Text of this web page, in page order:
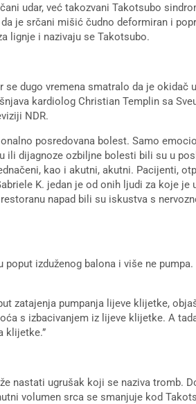
udar, već takozvani Takotsubo
je srčani mišić čudno deformiran i
lignje i nazivaju se Takotsubo.
dugo vremena smatralo da je okidač
kardiolog Christian Templin sa
NDR.
posredovana bolest. Samo
dijagnoze ozbiljne bolesti bili su u
kao i akutni, akutni. Pacijenti,
K. jedan je od onih ljudi za koje je
napad bili su iskustva s
izduženog balona i više ne
zatajenja pumpanja lijeve klijetke,
s izbacivanjem iz lijeve klijetke. A
klijetke.”
nastati ugrušak koji se naziva tromb.
volumen srca se smanjuje kod